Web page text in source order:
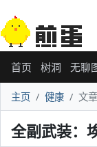
首页 树洞 无聊
主页 健康 文
全副武装：